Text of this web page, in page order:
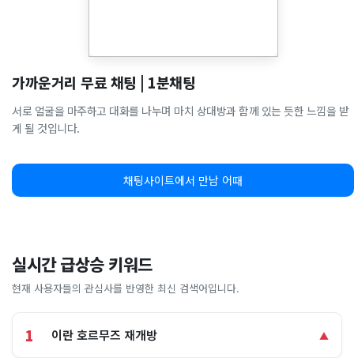
가까운거리 무료 채팅 | 1분채팅
서로 얼굴을 마주하고 대화를 나누며 마치 상대방과 함께 있는 듯한 느낌을 받
게 될 것입니다.
채팅사이트에서 만남 어때
실시간 급상승 키워드
현재 사용자들의 관심사를 반영한 최신 검색어입니다.
1 이란 호르무즈 재개방 ▲